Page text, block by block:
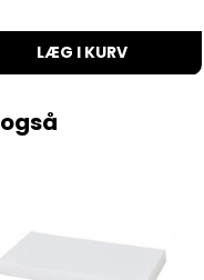
LÆG I KURV